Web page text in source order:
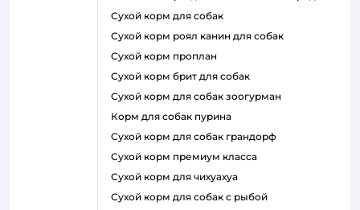
сухой корм для собак
сухой корм роял канин для собак
сухой корм проплан
сухой корм брит для собак
сухой корм для собак зоогурман
корм для собак пурина
сухой корм для собак грандорф
сухой корм премиум класса
сухой корм для чихуахуа
сухой корм для собак с рыбой